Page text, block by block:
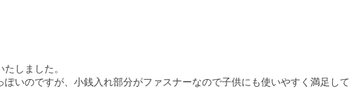
しました。
いのですが、小銭入れ部分がファスナーなので子供にも使いやすく満足して